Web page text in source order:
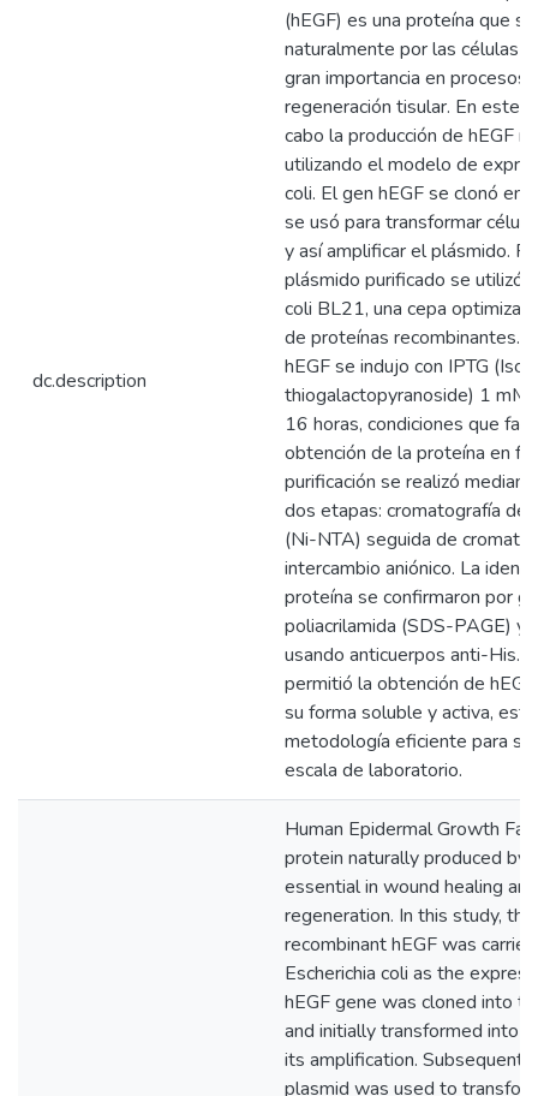
dc.description
(hEGF) es una proteína que
naturalmente por las células
gran importancia en procesos
regeneración tisular. En este
cabo la producción de hEGF
utilizando el modelo de
coli. El gen hEGF se clonó en
se usó para transformar
y así amplificar el plásmido.
plásmido purificado se utilizó
coli BL21, una cepa
de proteínas recombinantes.
hEGF se indujo con IPTG
thiogalactopyranoside) 1 mM
16 horas, condiciones que
obtención de la proteína en
purificación se realizó
dos etapas: cromatografía de
(Ni-NTA) seguida de
intercambio aniónico. La
proteína se confirmaron por
poliacrilamida (SDS-PAGE)
usando anticuerpos anti-His.
permitió la obtención de
su forma soluble y activa,
metodología eficiente para su
escala de laboratorio.
Human Epidermal Growth
protein naturally produced by
essential in wound healing
regeneration. In this study,
recombinant hEGF was
Escherichia coli as the
hEGF gene was cloned into
and initially transformed into
its amplification.
plasmid was used to